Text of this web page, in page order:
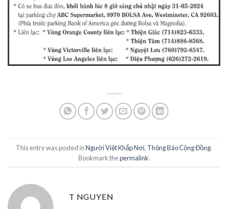
This entry was posted inNgười Việt Khắp Nơi, Thông Báo Cộng Đồng.
Bookmark thepermalink.
T NGUYEN